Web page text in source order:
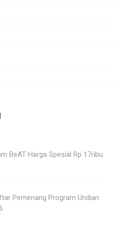
BeAT Harga Spesial Rp 17ribu
Pemenang Program Undian